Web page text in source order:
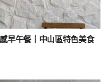
早午餐｜中山區特色美食